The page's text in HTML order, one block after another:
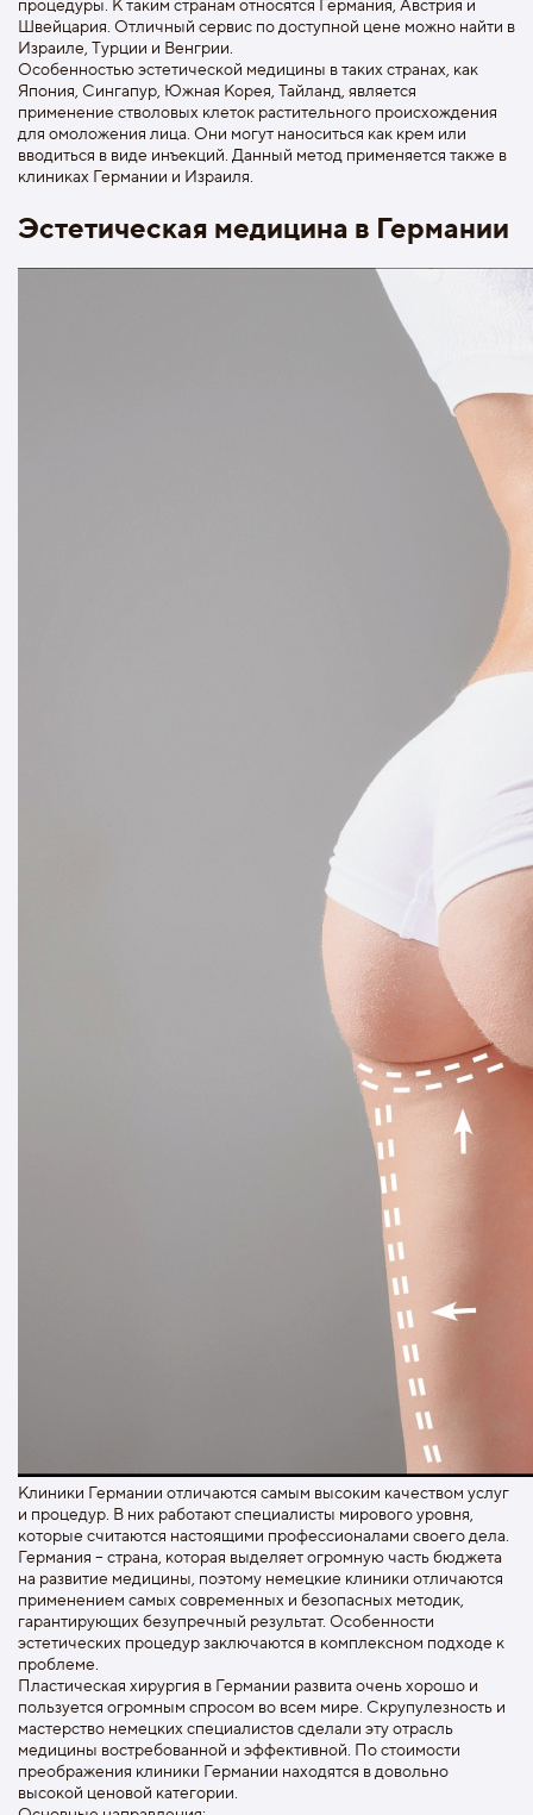
процедуры. К таким странам относятся Германия, Австрия и
Швейцария. Отличный сервис по доступной цене можно найти в
Израиле, Турции и Венгрии.
Особенностью эстетической медицины в таких странах, как
Япония, Сингапур, Южная Корея, Тайланд, является
применение стволовых клеток растительного происхождения
для омоложения лица. Они могут наноситься как крем или
вводиться в виде инъекций. Данный метод применяется также в
клиниках Германии и Израиля.
Эстетическая медицина в Германии
Клиники Германии отличаются самым высоким качеством услуг
и процедур. В них работают специалисты мирового уровня,
которые считаются настоящими профессионалами своего дела.
Германия – страна, которая выделяет огромную часть бюджета
на развитие медицины, поэтому немецкие клиники отличаются
применением самых современных и безопасных методик,
гарантирующих безупречный результат. Особенности
эстетических процедур заключаются в комплексном подходе к
проблеме.
Пластическая хирургия в Германии развита очень хорошо и
пользуется огромным спросом во всем мире. Скрупулезность и
мастерство немецких специалистов сделали эту отрасль
медицины востребованной и эффективной. По стоимости
преображения клиники Германии находятся в довольно
высокой ценовой категории.